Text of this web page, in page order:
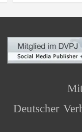
Deutscher